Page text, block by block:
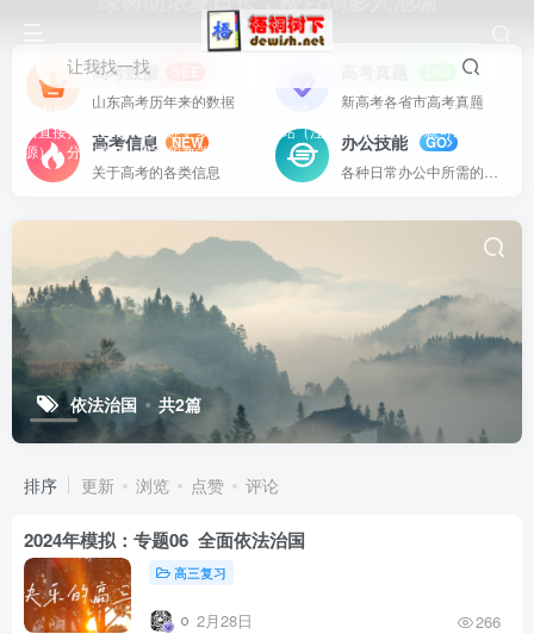
让我找一找
站内资源基本上都是一线教学实际使用的资源，配有WORD版本，可以下载
后直接打印使用。也欢迎更多老师加盟网站（注册登录成为用户就可以发布资
源），分享更好、更多的教学资源。
高考数据
山东高考历年来的数据
新高考各省市高考真题
高考信息
NEW
关于高考的各类信息
办公技能
GO
依法治国 共2篇
排序 更新 浏览 点赞 评论
2024年模拟：专题06 全面依法治国
高三复习
2月28日 266